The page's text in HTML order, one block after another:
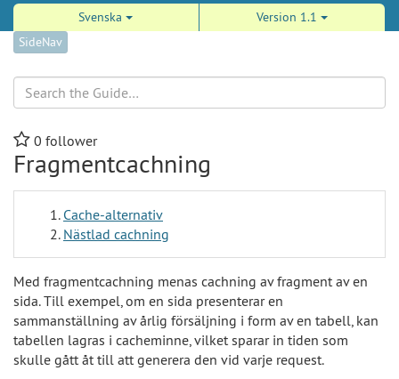
Svenska
Version 1.1
SideNav
0 follower
Fragmentcachning
Cache-alternativ
Nästlad cachning
Med fragmentcachning menas cachning av fragment av en
sida. Till exempel, om en sida presenterar en
sammanställning av årlig försäljning i form av en tabell, kan
tabellen lagras i cacheminne, vilket sparar in tiden som
skulle gått åt till att generera den vid varje request.